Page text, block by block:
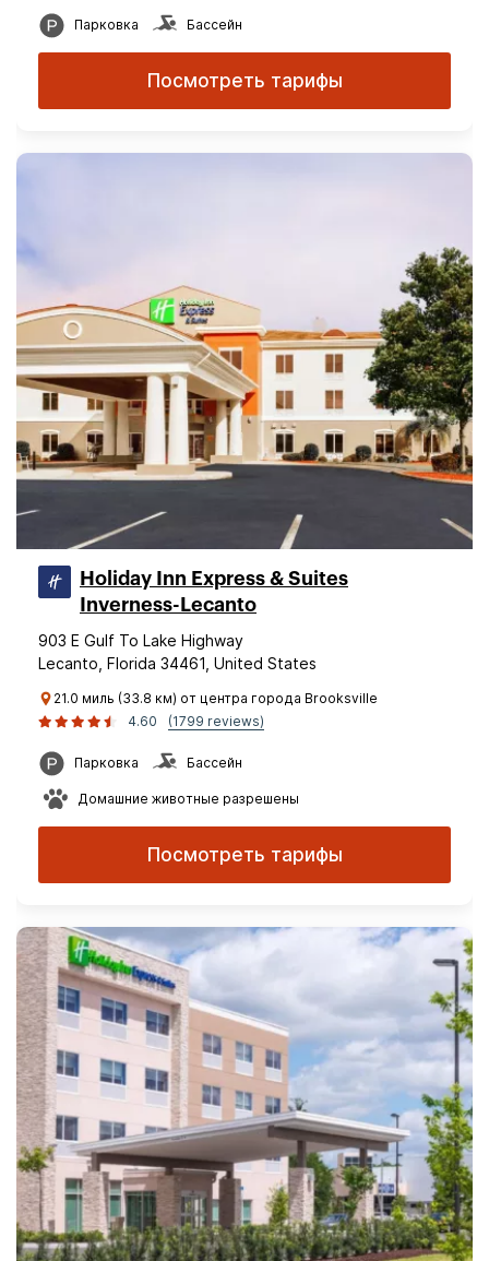
Парковка Бассейн
Посмотреть тарифы
Holiday Inn Express & Suites
Inverness-Lecanto
903 E Gulf To Lake Highway
Lecanto, Florida 34461, United States
21.0 миль (33.8 км) от центра города Brooksville
4.60
(1799 reviews)
Парковка Бассейн
Домашние животные разрешены
Посмотреть тарифы